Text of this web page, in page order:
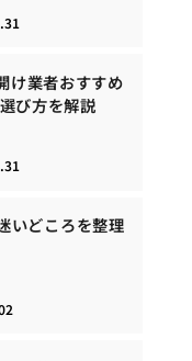
け業者おすすめ
び方を解説
いどころを整理